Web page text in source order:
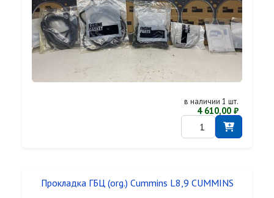
в наличии 1 шт.
4 610,00 ₽
Прокладка ГБЦ (org.) Cummins L8,9 CUMMINS